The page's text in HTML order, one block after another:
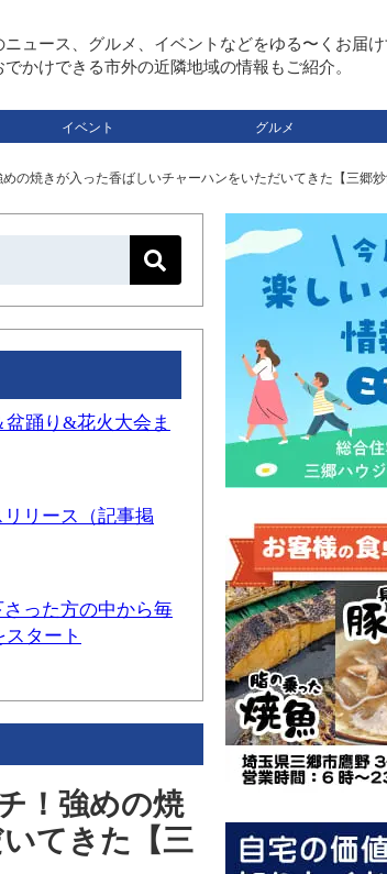
ュース、グルメ、イベントなどをゆる〜くお届
かけできる市外の近隣地域の情報もご紹介。
イベント グルメ
の焼きが入った香ばしいチャーハンをいただいてきた【三郷炒
盆踊り&花火大会ま
リース（記事掲
さった方の中から毎
タート
！強めの焼
てきた【三